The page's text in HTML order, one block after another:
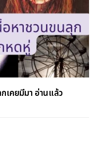
เคยมีมา อ่านแล้ว